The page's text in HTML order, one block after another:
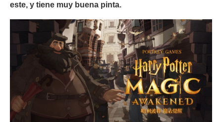
este, y tiene muy buena pinta.